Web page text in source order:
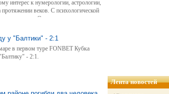
интерес к нумерологии, астрологии,
веков. С психологической
вредные. Однако они могут
Куперштейн, психолог Цифровой
увлечение мистическими
у "Балтики" - 2:1
в первом туре FONBET Кубка
- 2:1.
Лента новостей